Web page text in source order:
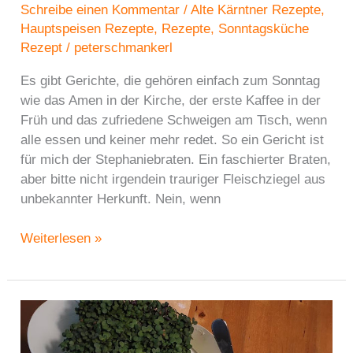
Schreibe einen Kommentar /Alte Kärntner Rezepte,
Hauptspeisen Rezepte, Rezepte, Sonntagsküche
Rezept / peterschmankerl
Es gibt Gerichte, die gehören einfach zum Sonntag
wie das Amen in der Kirche, der erste Kaffee in der
Früh und das zufriedene Schweigen am Tisch, wenn
alle essen und keiner mehr redet. So ein Gericht ist
für mich der Stephaniebraten. Ein faschierter Braten,
aber bitte nicht irgendein trauriger Fleischziegel aus
unbekannter Herkunft. Nein, wenn
Sonntagsglück:
–
Faschiertes,
wie
es
Weiterlesen »